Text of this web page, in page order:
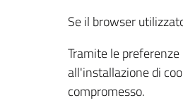
Se il browser
Tramite le
all'installazione di
compromesso.